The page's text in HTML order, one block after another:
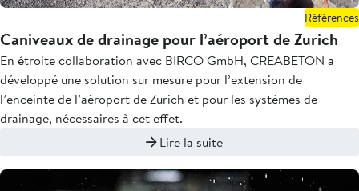
Références
Caniveaux de drainage pour l’aéroport de Zurich
En étroite collaboration avec BIRCO GmbH, CREABETON a
développé une solution sur mesure pour l’extension de
l’enceinte de l’aéroport de Zurich et pour les systèmes de
drainage, nécessaires à cet effet.
Lire la suite